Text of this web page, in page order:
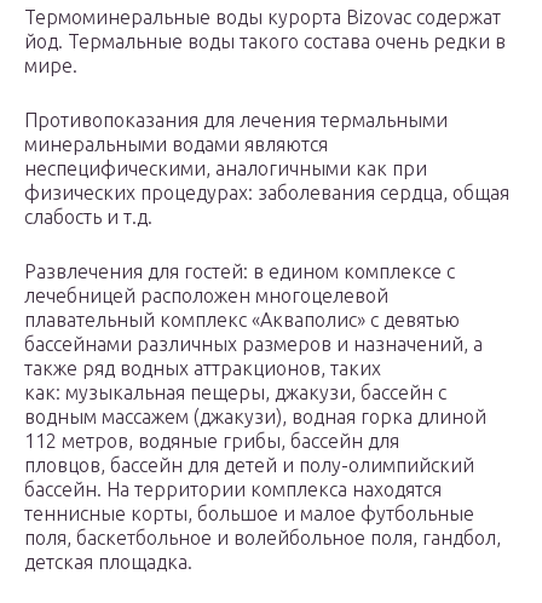
Термоминеральные воды курорта Bizovac содержат
йод. Термальные воды такого состава очень редки в
мире.
Противопоказания для лечения термальными
минеральными водами являются
неспецифическими, аналогичными как при
физических процедурах: заболевания сердца, общая
слабость и т.д.
Развлечения для гостей: в едином комплексе с
лечебницей расположен многоцелевой
плавательный комплекс «Акваполис» с девятью
бассейнами различных размеров и назначений, а
также ряд водных аттракционов, таких
как: музыкальная пещеры, джакузи, бассейн с
водным массажем (джакузи), водная горка длиной
112 метров, водяные грибы, бассейн для
пловцов, бассейн для детей и полу-олимпийский
бассейн. На территории комплекса находятся
теннисные корты, большое и малое футбольные
поля, баскетбольное и волейбольное поля, гандбол,
детская площадка.